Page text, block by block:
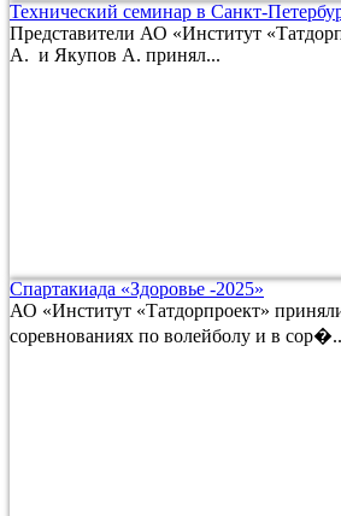
Технический семинар в Санкт-
Представители АО «Институт
А. и Якупов А. принял...
Спартакиада «Здоровье -2025»
АО «Институт «Татдорпроект»
соревнованиях по волейболу и в